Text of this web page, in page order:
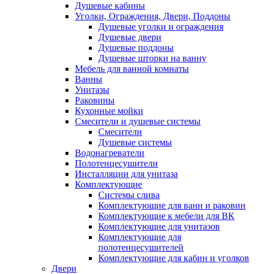
Душевые кабины
Уголки, Ограждения, Двери, Поддоны
Душевые уголки и ограждения
Душевые двери
Душевые поддоны
Душевые шторки на ванну
Мебель для ванной комнаты
Ванны
Унитазы
Раковины
Кухонные мойки
Смесители и душевые системы
Смесители
Душевые системы
Водонагреватели
Полотенцесушители
Инсталляции для унитаза
Комплектующие
Системы слива
Комплектующие для ванн и раковин
Комплектующие к мебели для ВК
Комплектующие для унитазов
Комплектующие для
полотенцесушителей
Комплектующие для кабин и уголков
Двери